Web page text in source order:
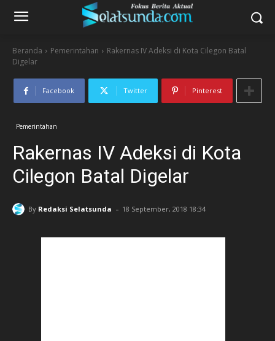
Beranda Pemerintahan
Rakernas IV Adeksi di Kota Cilegon Batal
Digelar
Facebook Twitter Pinterest
Pemerintahan
Rakernas IV Adeksi di Kota
Cilegon Batal Digelar
By Redaksi Selatsunda - 18 September, 2018 18:34